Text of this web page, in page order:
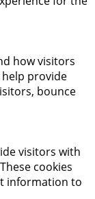
how visitors
provide
bounce
visitors with
cookies
information to